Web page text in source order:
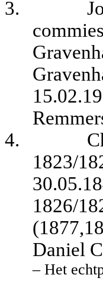
3.
4.
1823/
1826/
Daniel
– Het